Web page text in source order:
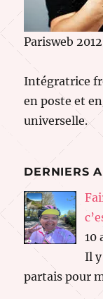
Parisweb
Intégratrice
en poste et
universelle.
DERNIERS
10
Il
partais pour